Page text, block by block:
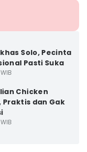
Solo, Pecinta
Pasti Suka
Chicken
dan Gak